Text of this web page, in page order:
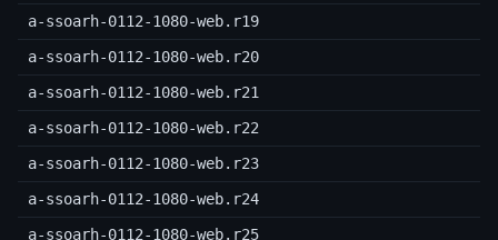
a-ssoarh-0112-1080-web.r19
a-ssoarh-0112-1080-web.r20
a-ssoarh-0112-1080-web.r21
a-ssoarh-0112-1080-web.r22
a-ssoarh-0112-1080-web.r23
a-ssoarh-0112-1080-web.r24
a-ssoarh-0112-1080-web.r25